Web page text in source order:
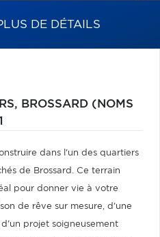
DE DÉTAILS
BROSSARD (NOMS
dans l'un des quartiers
de Brossard. Ce terrain
pour donner vie à votre
de rêve sur mesure, d'une
projet soigneusement